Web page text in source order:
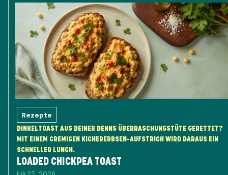
Rezepte
DINKELTOAST AUS DEINER DENNS ÜBERRASCHUNGSTÜTE GERETTET?
MIT EINEM CREMIGEN KICHERERBSEN-AUFSTRICH WIRD DARAUS EIN
SCHNELLER LUNCH.
LOADED CHICKPEA TOAST
Juli 27, 2026